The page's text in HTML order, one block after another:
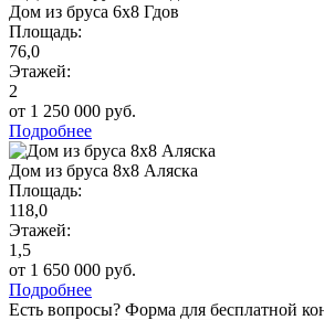
Дом из бруса 6х8 Гдов
Площадь:
76,0
Этажей:
2
от 1 250 000 руб.
Подробнее
Дом из бруса 8х8 Аляска
Площадь:
118,0
Этажей:
1,5
от 1 650 000 руб.
Подробнее
Есть вопросы? Форма для бесплатной